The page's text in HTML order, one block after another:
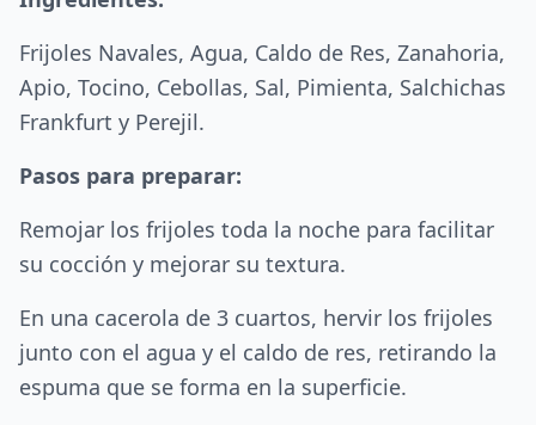
Frijoles Navales, Agua, Caldo de Res, Zanahoria,
Apio, Tocino, Cebollas, Sal, Pimienta, Salchichas
Frankfurt y Perejil.
Pasos para preparar:
Remojar los frijoles toda la noche para facilitar
su cocción y mejorar su textura.
En una cacerola de 3 cuartos, hervir los frijoles
junto con el agua y el caldo de res, retirando la
espuma que se forma en la superficie.